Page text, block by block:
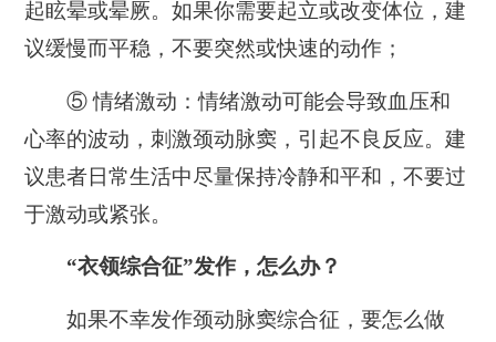
起眩晕或晕厥。如果你需要起立或改变体位，建
议缓慢而平稳，不要突然或快速的动作；
⑤ 情绪激动：情绪激动可能会导致血压和
心率的波动，刺激颈动脉窦，引起不良反应。建
议患者日常生活中尽量保持冷静和平和，不要过
于激动或紧张。
“衣领综合征”发作，怎么办？
如果不幸发作颈动脉窦综合征，要怎么做